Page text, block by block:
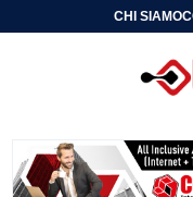
CHI SIAMO